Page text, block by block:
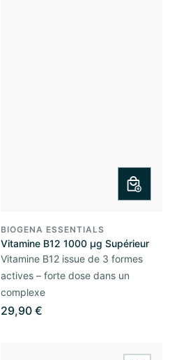
BIOGENA ESSENTIALS
Vitamine B12 1000 µg Supérieur
Vitamine B12 issue de 3 formes
actives – forte dose dans un
complexe
29,90 €